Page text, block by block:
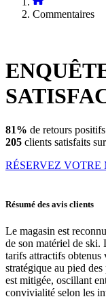
Commentaires
81% de retours
205 clients satisfaits sur
RÉSERVEZ VOTRE
Résumé des avis clients
Le magasin est
de son matériel de ski.
tarifs attractifs obtenus
stratégique au pied
est mitigée, oscillant
convivialité selon les